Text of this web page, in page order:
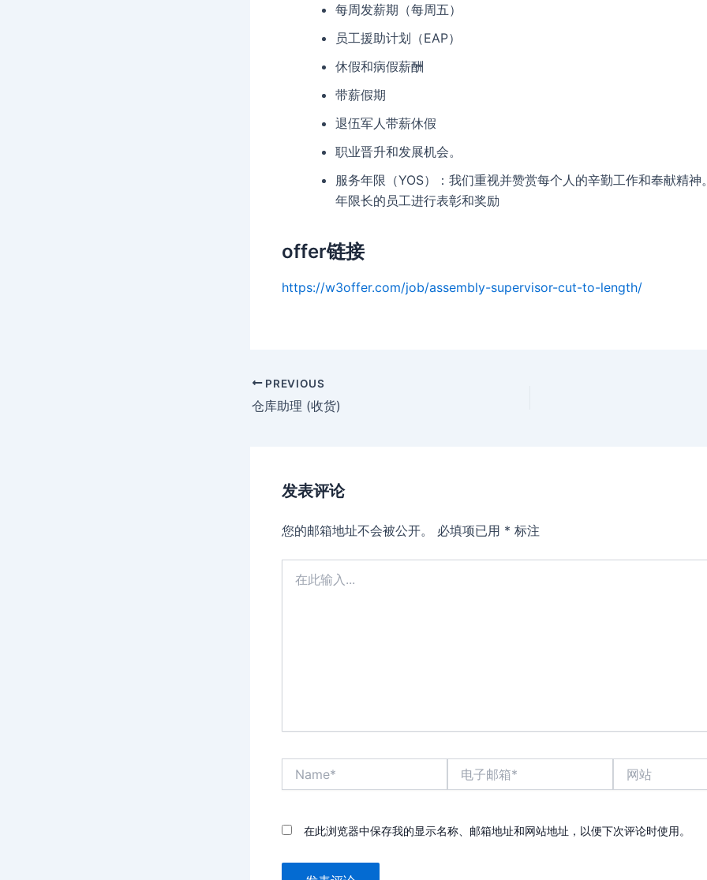
每周发薪期（每周五）
员工援助计划（EAP）
休假和病假薪酬
带薪假期
退伍军人带薪休假
职业晋升和发展机会。
服务年限（YOS）：我们重视并赞赏每个人的辛勤工作和奉献精神
年限长的员工进行表彰和奖励
offer链接
https://w3offer.com/job/assembly-supervisor-cut-to-length/
Post
navigation
PREVIOUS
仓库助理 (收货)
发表评论
您的邮箱地址不会被公开。 必填项已用 * 标注
*
在此浏览器中保存我的显示名称、邮箱地址和网站地址，以便下次评论时使用。